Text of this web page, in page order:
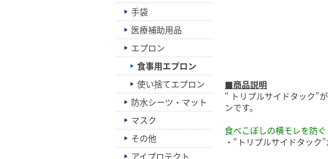
■商品説明
“ トリプルサイドタック”
ンです。
食べこぼしの横モレを防ぐ
・“トリプルサイドタック
手袋
医療補助用品
エプロン
食事用エプロン
使い捨てエプロン
防水シーツ・マット
マスク
その他
アイプロテクト